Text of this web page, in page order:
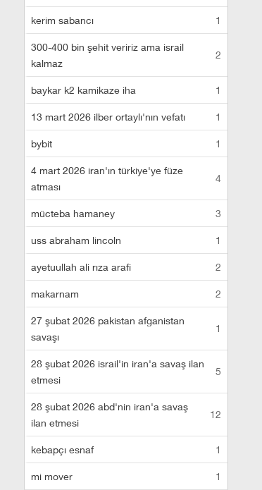
kerim sabancı 1
300-400 bin şehit veririz ama israil
kalmaz
2
baykar k2 kamikaze iha 1
13 mart 2026 ilber ortaylı'nın vefatı 1
bybit 1
4 mart 2026 iran'ın türkiye'ye füze
atması
4
mücteba hamaney 3
uss abraham lincoln 1
ayetuullah ali rıza arafi 2
makarnam 2
27 şubat 2026 pakistan afganistan
savaşı
1
28 şubat 2026 israil'in iran'a savaş ilan
etmesi
5
28 şubat 2026 abd'nin iran'a savaş
ilan etmesi
12
kebapçı esnaf 1
mi mover 1